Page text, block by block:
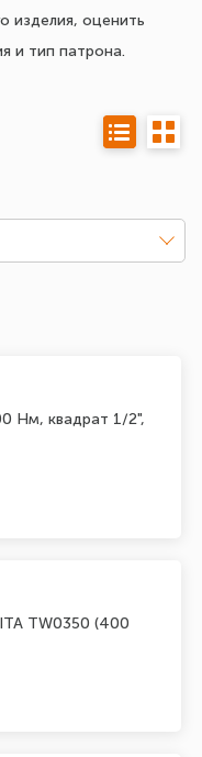
изделия, оценить
и тип патрона.
Нм, квадрат 1/2",
TW0350 (400